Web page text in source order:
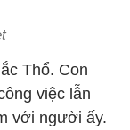
Thổ. Con
việc lẫn
với người ấy.